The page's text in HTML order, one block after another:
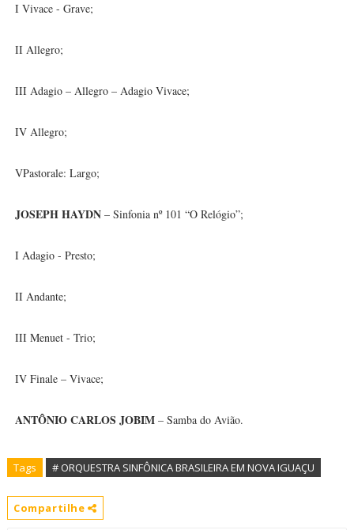
I Vivace - Grave;
II Allegro;
III Adagio – Allegro – Adagio Vivace;
IV Allegro;
VPastorale: Largo;
JOSEPH HAYDN– Sinfonia nº 101 “O Relógio”;
I Adagio - Presto;
II Andante;
III Menuet - Trio;
IV Finale – Vivace;
ANTÔNIO CARLOS JOBIM– Samba do Avião.
Tags # ORQUESTRA SINFÔNICA BRASILEIRA EM NOVA IGUAÇU
Compartilhe